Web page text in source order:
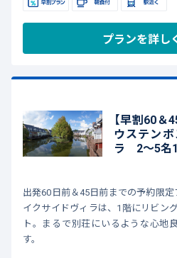
プランを詳し
【早割60＆
ウステン
ラ 2～5名
出発60日前＆45日前までの予約限
イクサイドヴィラは、1階にリビン
ト。まるで別荘にいるような心地
す。